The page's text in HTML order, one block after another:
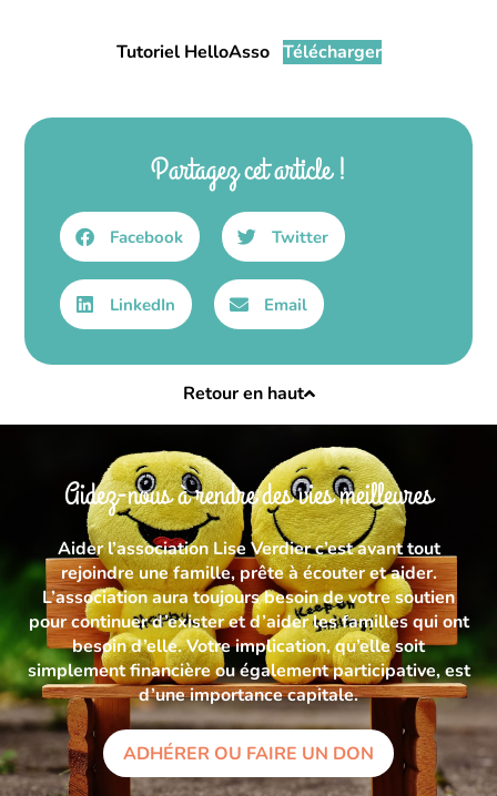
Tutoriel HelloAsso Télécharger
Partagez cet article !
Facebook Twitter
LinkedIn Email
Retour en haut
Aidez-nous à rendre des vies meilleures
Aider l’association Lise Verdier c’est avant tout
rejoindre une famille, prête à écouter et aider.
L’association aura toujours besoin de votre soutien
pour continuer d’exister et d’aider les familles qui ont
besoin d’elle. Votre implication, qu’elle soit
simplement financière ou également participative, est
d’une importance capitale.
ADHÉRER OU FAIRE UN DON